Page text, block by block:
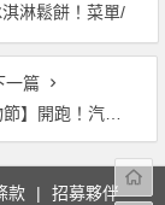
淋鬆餅！菜單/
一起看
一篇
回家！全館下殺3折起，再享信用卡折扣優惠
款 招募夥伴